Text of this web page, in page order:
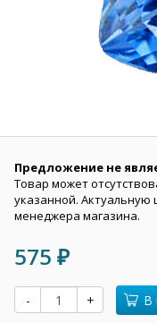
Предложение не
Товар может
указанной. Актуальную
менеджера магазина.
575 ₽
- + В